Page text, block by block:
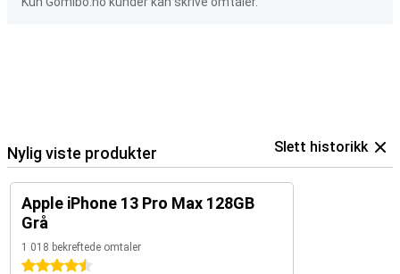
Nylig viste produkter Slett historikk
Apple iPhone 13 Pro Max 128GB
Grå
1 018 bekreftede omtaler
4.5 stjerner